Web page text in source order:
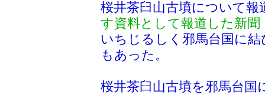
桜井茶臼山古墳について
す資料として報道した新聞
いちじるしく邪馬台国に
もあった。
桜井茶臼山古墳を邪馬台